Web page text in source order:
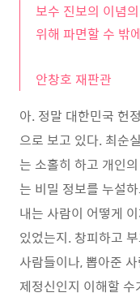
보수 진보의 이념
위해 파면할 수 밖
안창호 재판관
아. 정말 대한민국 헌
으로 보고 있다. 최순
는 소홀히 하고 개인
는 비밀 정보를 누설
내는 사람이 어떻게
있었는지. 창피하고
사람들이나, 뽑아준
제정신인지 이해할